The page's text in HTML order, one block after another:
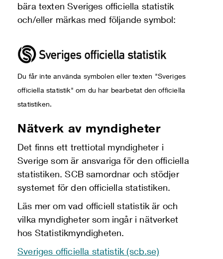
bära texten Sveriges officiella statistik
och/eller märkas med följande symbol:
Du får inte använda symbolen eller texten "Sveriges
officiella statistik" om du har bearbetat den officiella
statistiken.
Nätverk av myndigheter
Det finns ett trettiotal myndigheter i
Sverige som är ansvariga för den officiella
statistiken. SCB samordnar och stödjer
systemet för den officiella statistiken.
Läs mer om vad officiell statistik är och
vilka myndigheter som ingår i nätverket
hos Statistikmyndigheten.
Sveriges officiella statistik (scb.se)